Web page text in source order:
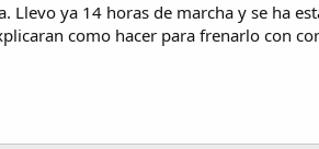
ya 14 horas de marcha y se ha
como hacer para frenarlo con